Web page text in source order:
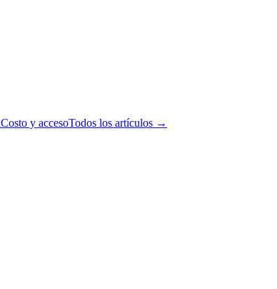
Costo y accesoTodos los artículos →